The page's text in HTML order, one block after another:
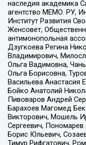
наследия академика
агентство МЕМО. РУ,
Институт Развития
Женсовет,
антимонопольная
Дзугкоева Регина
Владимирович,
Ольга Вадимовна,
Ольга Борисовна,
Васильева Анастасия
Бойко Анатолий
Пивоваров Андрей
Барахоев Магомед
Викторович, Мошель
Сергеевич,
Борис Юльевич,
Тимур Рифгатович,